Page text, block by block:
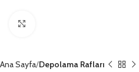
Ana Sayfa Depolama Rafları